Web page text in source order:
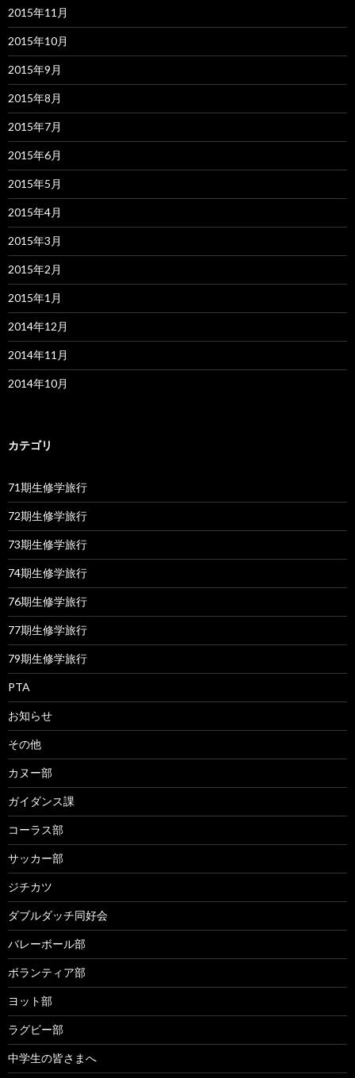
2015年11月
2015年10月
2015年9月
2015年8月
2015年7月
2015年6月
2015年5月
2015年4月
2015年3月
2015年2月
2015年1月
2014年12月
2014年11月
2014年10月
カテゴリ
71期生修学旅行
72期生修学旅行
73期生修学旅行
74期生修学旅行
76期生修学旅行
77期生修学旅行
79期生修学旅行
PTA
お知らせ
その他
カヌー部
ガイダンス課
コーラス部
サッカー部
ジチカツ
ダブルダッチ同好会
バレーボール部
ボランティア部
ヨット部
ラグビー部
中学生の皆さまへ